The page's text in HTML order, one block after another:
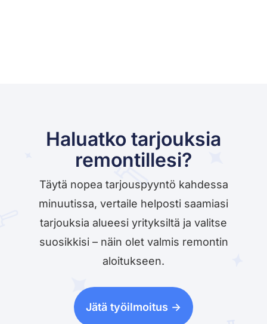
Haluatko tarjouksia
remontillesi?
Täytä nopea tarjouspyyntö kahdessa
minuutissa, vertaile helposti saamiasi
tarjouksia alueesi yrityksiltä ja valitse
suosikkisi – näin olet valmis remontin
aloitukseen.
Jätä työilmoitus ->